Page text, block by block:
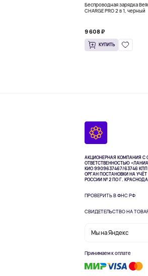
Беспроводная зарядка
CHARGE PRO 2 в 1, черный
9 608 ₽
КУПИТЬ
АКЦИОНЕРНАЯ КОМПАНИЯ С
ОТВЕТСТВЕННОСТЬЮ
КИО 9909637467/63746 КПП
ОРГАН ПОСТАНОВКИ НА
РОССИИ № 2 ПО Г.
ПРОВЕРИТЬ В ФНС РФ
СВИДЕТЕЛЬСТВО НА
Мы на Яндекс
Принимаем к оплате